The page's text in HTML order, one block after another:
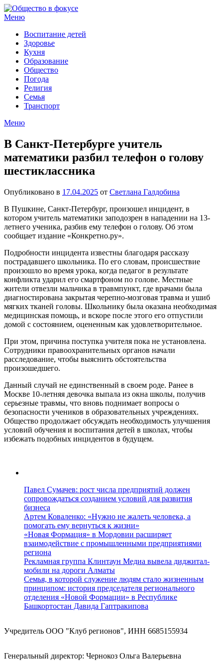
Перейти
к
Меню
Воспитание детей
Здоровье
Кухня
Образование
Общество
Погода
Религия
Семья
Транспорт
Меню
В Санкт-Петербурге учитель
математики разбил телефон о голову
шестиклассника
Опубликовано в 17.04.2025 от Светлана Галдобина
В Пушкине, Санкт-Петербург, произошел инцидент, в
котором учитель математики заподозрен в нападении на 13-
летнего ученика, разбив ему телефон о голову. Об этом
сообщает издание «Конкретно.ру».
Подробности инцидента известны благодаря рассказу
пострадавшего школьника. По его словам, происшествие
произошло во время урока, когда педагог в результате
конфликта ударил его смартфоном по голове. Местные
жители отвезли мальчика в травмпункт, где врачами была
диагностирована закрытая черепно-мозговая травма и ушиб
мягких тканей головы. Школьнику была оказана необходимая
медицинская помощь, и вскоре после этого его отпустили
домой с состоянием, оцененным как удовлетворительное.
При этом, причина поступка учителя пока не установлена.
Сотрудники правоохранительных органов начали
расследование, чтобы выяснить обстоятельства
произошедшего.
Данный случай не единственный в своем роде. Ранее в
Москве 10-летняя девочка выпала из окна школы, получив
серьезные травмы, что вновь поднимает вопросы о
безопасности учеников в образовательных учреждениях.
Общество продолжает обсуждать необходимость улучшения
условий обучения и воспитания детей в школах, чтобы
избежать подобных инцидентов в будущем.
Павел Сумачев: рост числа предприятий должен
сопровождаться созданием условий для развития
бизнеса
Артем Коваленко: «Нужно не жалеть человека, а
помогать ему вернуться к жизни»
«Новая Формация» в Мордовии расширяет
взаимодействие с промышленными предприятиями
региона
Рекламная группа Клинтаун Медиа вывела диджитал-
мобили на дороги Алматы
Семья, в которой служение людям стало жизненным
принципом: история председателя регионального
отделения «Новой Формации» в Республике
Башкортостан Давида Гаптракипова
Учредитель ООО "Клуб регионов", ИНН 6685155934
Генеральный директор: Чернокоз Ольга Валерьевна